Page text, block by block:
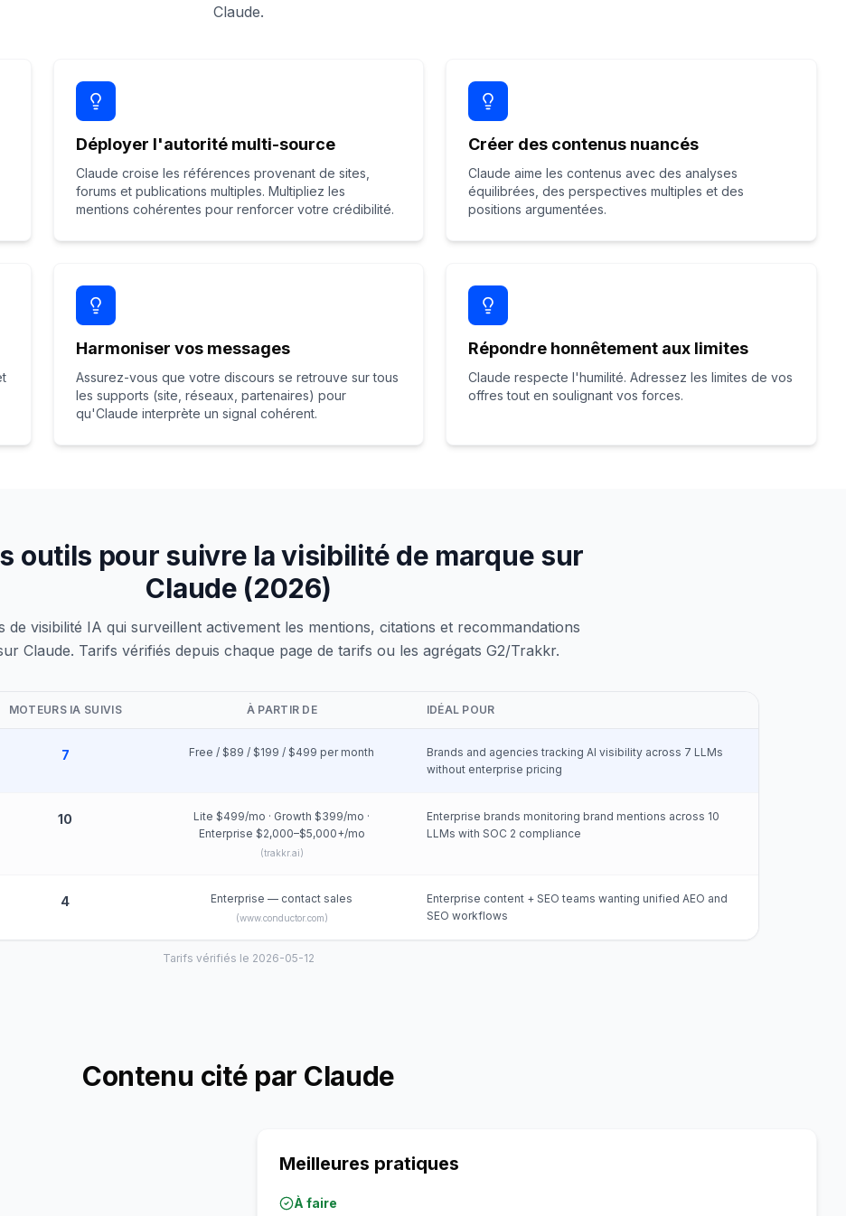
Claude.
Déployer l'autorité multi-source
Claude croise les références provenant de sites,
forums et publications multiples. Multipliez les
mentions cohérentes pour renforcer votre crédibilité.
Créer des contenus nuancés
Claude aime les contenus avec des analyses
équilibrées, des perspectives multiples et des
positions argumentées.
Harmoniser vos messages
Assurez-vous que votre discours se retrouve sur tous
les supports (site, réseaux, partenaires) pour
qu'Claude interprète un signal cohérent.
Répondre honnêtement aux limites
Claude respecte l'humilité. Adressez les limites de vos
offres tout en soulignant vos forces.
outils pour suivre la visibilité de marque sur
Claude (2026)
de visibilité IA qui surveillent activement les mentions, citations et recommandations
Claude. Tarifs vérifiés depuis chaque page de tarifs ou les agrégats G2/Trakkr.
MOTEURS IA SUIVIS À PARTIR DE IDÉAL POUR
7 Free / $89 / $199 / $499 per month
Brands and agencies tracking AI visibility across 7 LLMs
without enterprise pricing
10
Lite $499/mo · Growth $399/mo ·
Enterprise $2,000–$5,000+/mo
(trakkr.ai)
Enterprise brands monitoring brand mentions across 10
LLMs with SOC 2 compliance
4 Enterprise — contact sales
(www.conductor.com)
Enterprise content + SEO teams wanting unified AEO and
SEO workflows
Tarifs vérifiés le 2026-05-12
Contenu cité par Claude
Meilleures pratiques
À faire